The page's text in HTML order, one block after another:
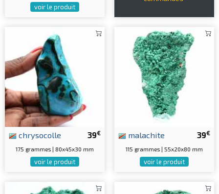
voir le produit
39€
chrysocolle
175 grammes | 80x45x30 mm
voir le produit
39€
malachite
115 grammes | 55x20x80 mm
voir le produit